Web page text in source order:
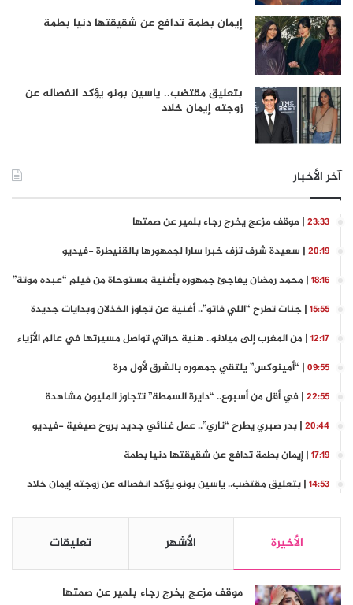
إيمان بطمة تدافع عن شقيقتها دنيا بطمة
بتعليق مقتضب.. ياسين بونو يؤكد انفصاله عن
زوجته إيمان خلاد
آخر الأخبار
23:33 | موقف مزعج يخرج رجاء بلمير عن صمتها
20:19 | سعيدة شرف تزف خبرا سارا لجمهورها بالقنيطرة -فيديو
18:16 | محمد رمضان يفاجئ جمهوره بأغنية مستوحاة من فيلم “عبده موتة”
15:55 | جنات تطرح “اللي فاتو”.. أغنية عن تجاوز الخذلان وبدايات جديدة
12:17 | من المغرب إلى ميلانو.. هنية حراتي تواصل مسيرتها في عالم الأزياء
09:55 | “أمينوكس” يلتقي جمهوره بالشرق لأول مرة
22:55 | في أقل من أسبوع.. “دايرة السمطة” تتجاوز المليون مشاهدة
20:44 | بدر صبري يطرح “ناري”.. عمل غنائي جديد بروح صيفية -فيديو
17:19 | إيمان بطمة تدافع عن شقيقتها دنيا بطمة
14:53 | بتعليق مقتضب.. ياسين بونو يؤكد انفصاله عن زوجته إيمان خلاد
الأخيرة الأشهر تعليقات
موقف مزعج يخرج رجاء بلمير عن صمتها